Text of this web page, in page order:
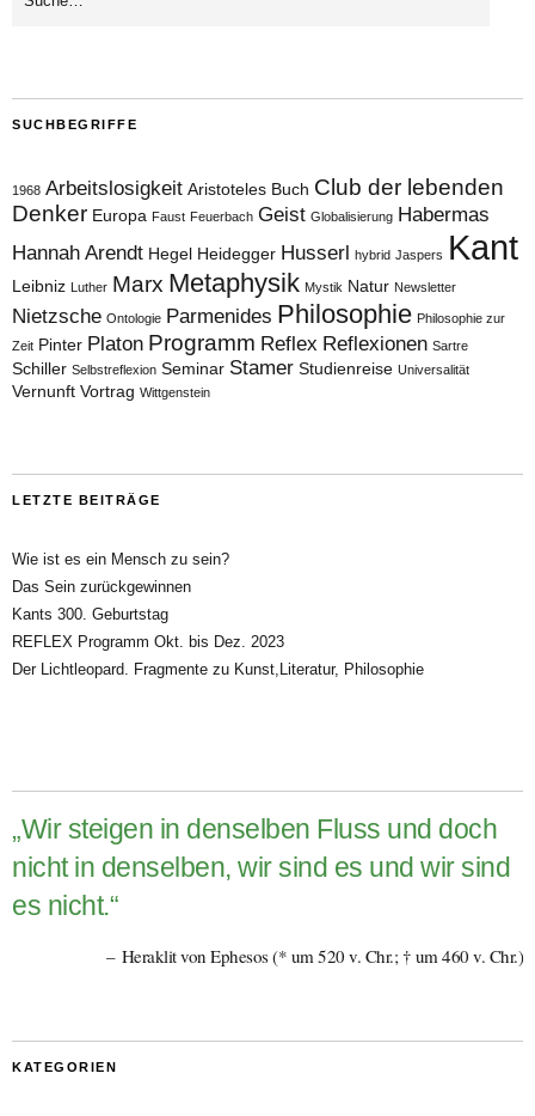
SUCHBEGRIFFE
1968 Arbeitslosigkeit Aristoteles Buch Club der lebenden
Denker Europa Faust Feuerbach Geist Globalisierung Habermas
Hannah Arendt Hegel Heidegger Husserl hybrid Jaspers Kant
Leibniz Luther Marx Metaphysik Mystik Natur Newsletter
Nietzsche Ontologie Parmenides Philosophie Philosophie zur
Zeit Pinter Platon Programm Reflex Reflexionen Sartre
Schiller Selbstreflexion Seminar Stamer Studienreise Universalität
Vernunft Vortrag Wittgenstein
LETZTE BEITRÄGE
Wie ist es ein Mensch zu sein?
Das Sein zurückgewinnen
Kants 300. Geburtstag
REFLEX Programm Okt. bis Dez. 2023
Der Lichtleopard. Fragmente zu Kunst,Literatur, Philosophie
„Wir steigen in denselben Fluss und doch
nicht in denselben, wir sind es und wir sind
es nicht.“
Heraklit von Ephesos (* um 520 v. Chr.; † um 460 v. Chr.)
KATEGORIEN